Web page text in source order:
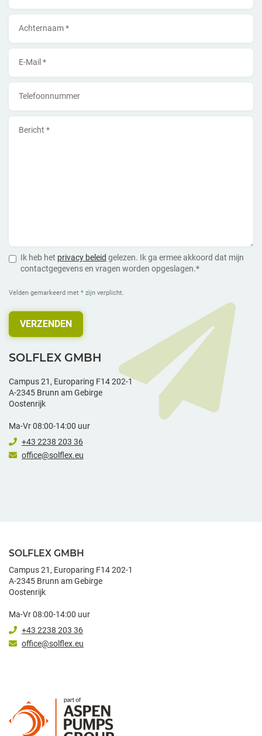
Achternaam *
E-Mail *
Telefoonnummer
Bericht *
Ik heb het privacy beleid gelezen. Ik ga ermee akkoord dat mijn
contactgegevens en vragen worden opgeslagen.*
Velden gemarkeerd met * zijn verplicht.
VERZENDEN
SOLFLEX GMBH
Campus 21, Europaring F14 202-1
A-2345 Brunn am Gebirge
Oostenrijk
Ma-Vr 08:00-14:00 uur
+43 2238 203 36
office@solflex.eu
SOLFLEX GMBH
Campus 21, Europaring F14 202-1
A-2345 Brunn am Gebirge
Oostenrijk
Ma-Vr 08:00-14:00 uur
+43 2238 203 36
office@solflex.eu